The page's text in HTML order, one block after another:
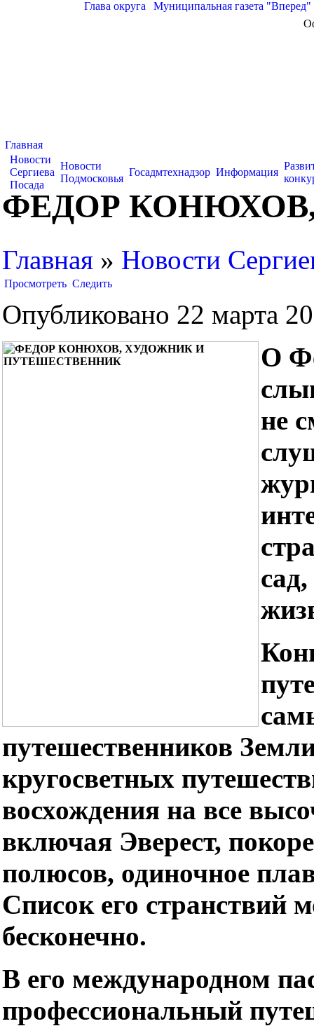
Глава округа Муниципальная газета "Вперед"
Главная
Новости
Сергиева
Посада
Новости
Подмосковья
Госадмтехнадзор Информация
ФЕДОР
Главная » Новости
Просмотреть Следить
Опубликовано 22 марта
О
не
путешественников
кругосветных
восхождения на все
включая Эверест,
полюсов, одиночное
Список его странствий
бесконечно.
В его международном
профессиональный